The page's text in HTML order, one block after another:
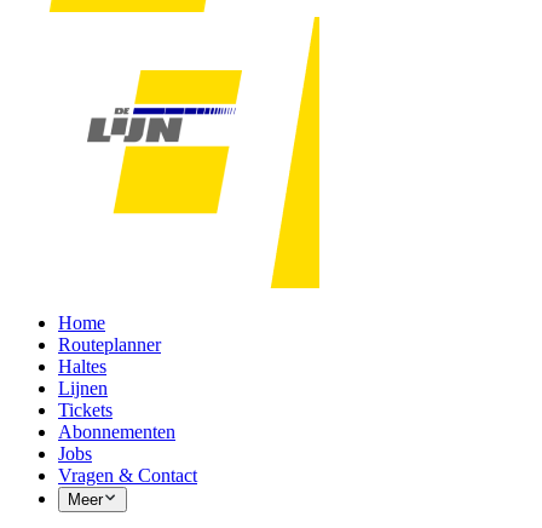
Home
Routeplanner
Haltes
Lijnen
Tickets
Abonnementen
Jobs
Vragen & Contact
Meer